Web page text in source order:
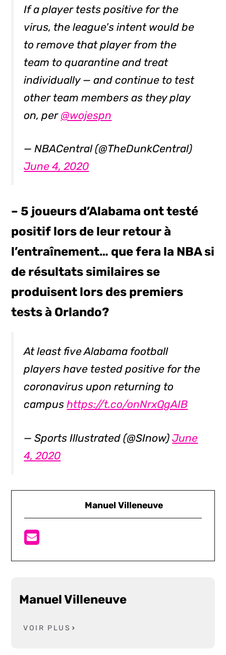
If a player tests positive for the
virus, the league's intent would be
to remove that player from the
team to quarantine and treat
individually — and continue to test
other team members as they play
on, per @wojespn
— NBACentral (@TheDunkCentral)
June 4, 2020
– 5 joueurs d’Alabama ont testé
positif lors de leur retour à
l’entraînement… que fera la NBA si
de résultats similaires se
produisent lors des premiers
tests à Orlando?
At least five Alabama football
players have tested positive for the
coronavirus upon returning to
campushttps://t.co/onNrxQgAIB
— Sports Illustrated (@SInow)June
4, 2020
Manuel Villeneuve
Manuel Villeneuve
VOIR PLUS